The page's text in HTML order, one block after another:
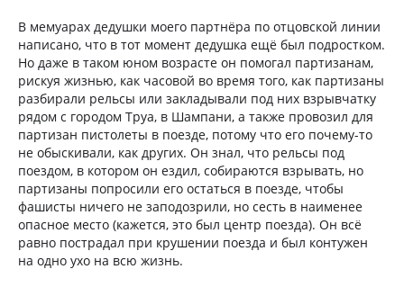
В мемуарах дедушки моего партнёра по отцовской линии
написано, что в тот момент дедушка ещё был подростком.
Но даже в таком юном возрасте он помогал партизанам,
рискуя жизнью, как часовой во время того, как партизаны
разбирали рельсы или закладывали под них взрывчатку
рядом с городом Труа, в Шампани, а также провозил для
партизан пистолеты в поезде, потому что его почему-то
не обыскивали, как других. Он знал, что рельсы под
поездом, в котором он ездил, собираются взрывать, но
партизаны попросили его остаться в поезде, чтобы
фашисты ничего не заподозрили, но сесть в наименее
опасное место (кажется, это был центр поезда). Он всё
равно пострадал при крушении поезда и был контужен
на одно ухо на всю жизнь.